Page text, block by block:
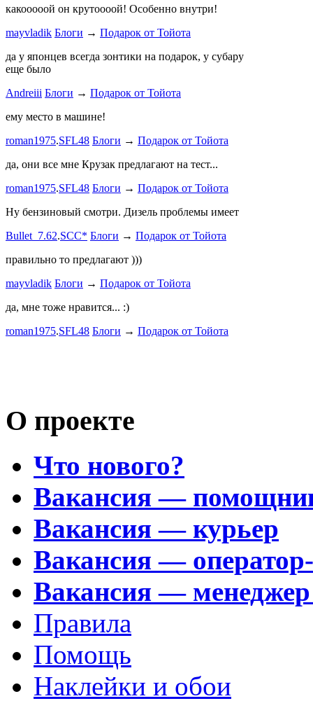
какооооой он крутоооой! Особенно внутри!
mayvladik Блоги → Подарок от Тойота
да у японцев всегда зонтики на подарок, у субару
еще было
Andreiii Блоги → Подарок от Тойота
ему место в машине!
roman1975.SFL48 Блоги → Подарок от Тойота
да, они все мне Крузак предлагают на тест...
roman1975.SFL48 Блоги → Подарок от Тойота
Ну бензиновый смотри. Дизель проблемы имеет
Bullet_7.62.SCC* Блоги → Подарок от Тойота
правильно то предлагают )))
mayvladik Блоги → Подарок от Тойота
да, мне тоже нравится... :)
roman1975.SFL48 Блоги → Подарок от Тойота
О проекте
Что нового?
Вакансия —
Вакансия — курьер
Вакансия —
Вакансия —
Правила
Помощь
Наклейки и обои